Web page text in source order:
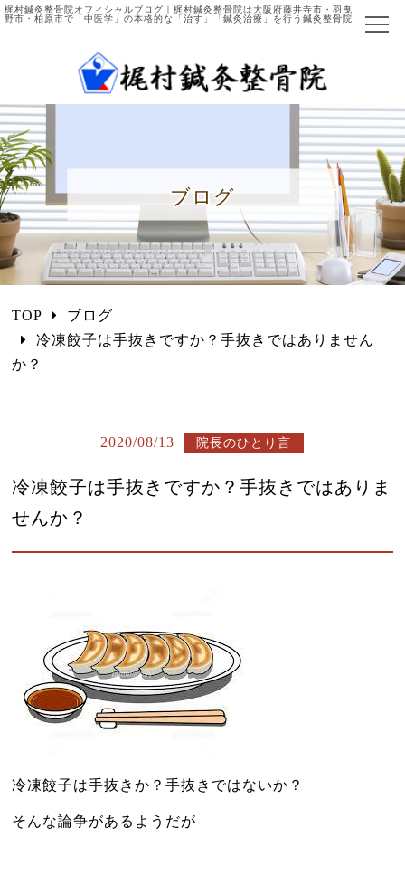
梶村鍼灸整骨院オフィシャルブログ｜梶村鍼灸整骨院は大阪府藤井寺市・羽曳
野市・柏原市で「中医学」の本格的な「治す」「鍼灸治療」を行う鍼灸整骨院
当院について
院長ご紹介
施術の流れ
主な症例と施術法
中医学とは
施術項目・料金
診療時間・アクセス
お問い合わせはこちら
小児はり
健康保険について
お灸教室情報
該当施術一覧
ブログ
ブログ
TOP
ブログ
冷凍餃子は手抜きですか？手抜きではありません
か？
2020/08/13 院長のひとり言
冷凍餃子は手抜きですか？手抜きではありま
せんか？
冷凍餃子は手抜きか？手抜きではないか？
そんな論争があるようだが